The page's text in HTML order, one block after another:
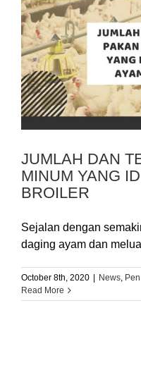
JUMLAH DAN
MINUM YANG
BROILER
Sejalan dengan
daging ayam dan
October 8th, 2020 News,
Read More